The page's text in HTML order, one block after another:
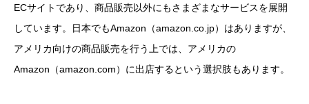
ECサイトであり、商品販売以外にもさまざまなサービスを展開
しています。日本でもAmazon（amazon.co.jp）はありますが、
アメリカ向けの商品販売を行う上では、アメリカの
Amazon（amazon.com）に出店するという選択肢もあります。